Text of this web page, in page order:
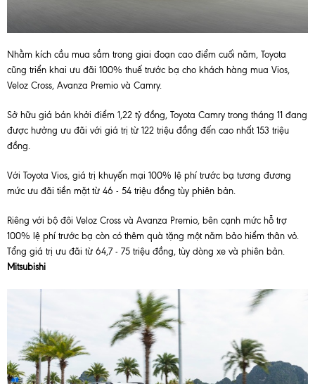
Nhằm kích cầu mua sắm trong giai đoạn cao điểm cuối năm, Toyota
cũng triển khai ưu đãi 100% thuế trước bạ cho khách hàng mua Vios,
Veloz Cross, Avanza Premio và Camry.
Sở hữu giá bán khởi điểm 1,22 tỷ đồng, Toyota Camry trong tháng 11 đang
được hưởng ưu đãi với giá trị từ 122 triệu đồng đến cao nhất 153 triệu
đồng.
Với Toyota Vios, giá trị khuyến mại 100% lệ phí trước bạ tương đương
mức ưu đãi tiền mặt từ 46 - 54 triệu đồng tùy phiên bản.
Riêng với bộ đôi Veloz Cross và Avanza Premio, bên cạnh mức hỗ trợ
100% lệ phí trước bạ còn có thêm quà tặng một năm bảo hiểm thân vỏ.
Tổng giá trị ưu đãi từ 64,7 - 75 triệu đồng, tùy dòng xe và phiên bản.
Mitsubishi